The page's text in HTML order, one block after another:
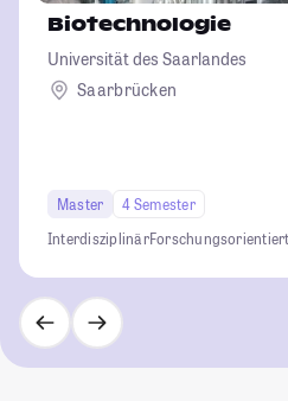
Biotechnologie
Universität des Saarlandes
Saarbrücken
Master
4 Semester
InterdisziplinärForschungsorientiert